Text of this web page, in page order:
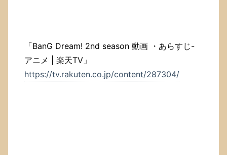
「BanG Dream! 2nd season 動画 ・あらすじ-
アニメ | 楽天TV」
https://tv.rakuten.co.jp/content/287304/